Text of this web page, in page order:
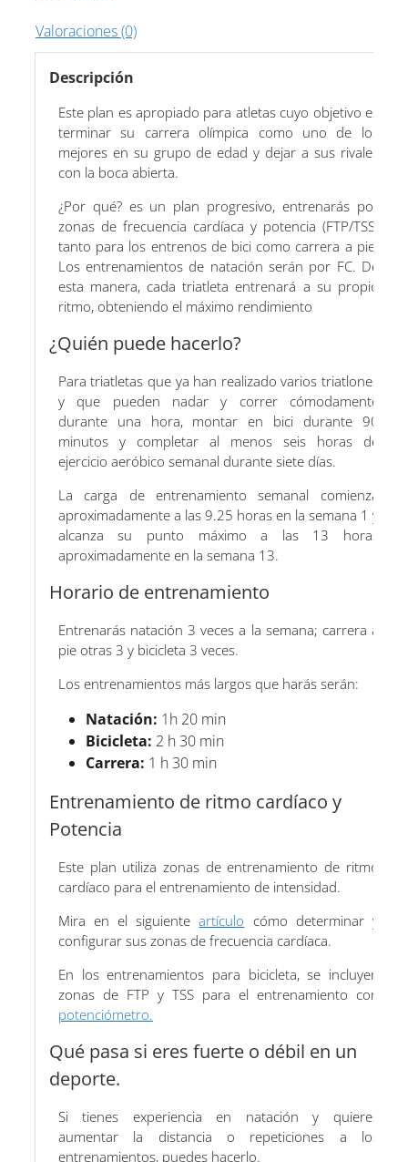
Valoraciones (0)
Descripción
Este plan es apropiado para atletas cuyo objetivo es
terminar su carrera olímpica como uno de los
mejores en su grupo de edad y dejar a sus rivales
con la boca abierta.
¿Por qué? es un plan progresivo, entrenarás por
zonas de frecuencia cardíaca y potencia (FTP/TSS)
tanto para los entrenos de bici como carrera a pie.
Los entrenamientos de natación serán por FC. De
esta manera, cada triatleta entrenará a su propio
ritmo, obteniendo el máximo rendimiento
¿Quién puede hacerlo?
Para triatletas que ya han realizado varios triatlones
y que pueden nadar y correr cómodamente
durante una hora, montar en bici durante 90
minutos y completar al menos seis horas de
ejercicio aeróbico semanal durante siete días.
La carga de entrenamiento semanal comienza
aproximadamente a las 9.25 horas en la semana 1 y
alcanza su punto máximo a las 13 horas
aproximadamente en la semana 13.
Horario de entrenamiento
Entrenarás natación 3 veces a la semana; carrera a
pie otras 3 y bicicleta 3 veces.
Los entrenamientos más largos que harás serán:
Natación: 1h 20 min
Bicicleta: 2 h 30 min
Carrera: 1 h 30 min
Entrenamiento de ritmo cardíaco y
Potencia
Este plan utiliza zonas de entrenamiento de ritmo
cardíaco para el entrenamiento de intensidad.
Mira en el siguienteartículo cómo determinar y
configurar sus zonas de frecuencia cardíaca.
En los entrenamientos para bicicleta, se incluyen
zonas de FTP y TSS para el entrenamiento con
potenciómetro.
Qué pasa si eres fuerte o débil en un
deporte.
Si tienes experiencia en natación y quieres
aumentar la distancia o repeticiones a los
entrenamientos, puedes hacerlo.